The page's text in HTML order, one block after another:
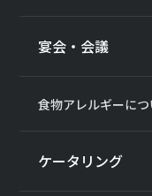
宴会・会議
食物アレルギーにつ
ケータリング